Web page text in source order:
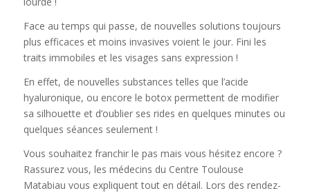
Face au temps qui passe, de nouvelles solutions toujours
plus efficaces et moins invasives voient le jour. Fini les
traits immobiles et les visages sans expression !
En effet, de nouvelles substances telles que l’acide
hyaluronique, ou encore le botox permettent de modifier
sa silhouette et d’oublier ses rides en quelques minutes ou
quelques séances seulement !
Vous souhaitez franchir le pas mais vous hésitez encore ?
Rassurez vous, les médecins du Centre Toulouse
Matabiau vous expliquent tout en détail. Lors des rendez-